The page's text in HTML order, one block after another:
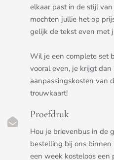
elkaar past in de stijl
mochten jullie het op
gelijk de tekst even met
Wil je een complete set
vooral even, je krijgt
aanpassingskosten van
trouwkaart!
Proefdruk
Hou je brievenbus in de
bestelling bij ons
een week kosteloos een